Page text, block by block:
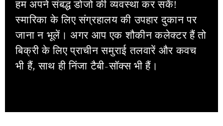
हम अपने संबद्ध डोजो की व्यवस्था कर सकें!
स्मारिका के लिए संग्रहालय की उपहार दुकान पर
जाना न भूलें। अगर आप एक शौकीन कलेक्टर हैं तो
बिक्री के लिए प्राचीन समुराई तलवारें और कवच
भी हैं, साथ ही निंजा टैबी-सॉक्स भी हैं।